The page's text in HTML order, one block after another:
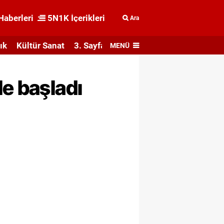
5N1K İçerikleri Ara
Kültür Sanat 3. Sayfa MENÜ
başladı